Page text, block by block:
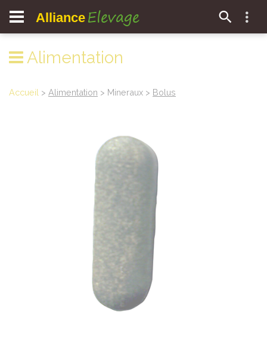
Alliance Elevage
Alimentation
Accueil > Alimentation > Mineraux > Bolus